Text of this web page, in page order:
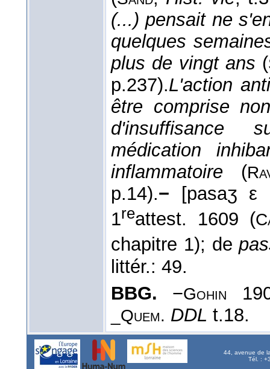
(...) pensait ne
quelques
plus de vingt ans (
p.237).L'action
être comprise
d'insuffisance
médication
inflammatoire (
p.14).− [pasaʒ
1reattest. 1609 (
chapitre 1); de
littér.: 49.
BBG. −Gohin
_Quem. DDL t.18.
44, avenue de
Tél. :